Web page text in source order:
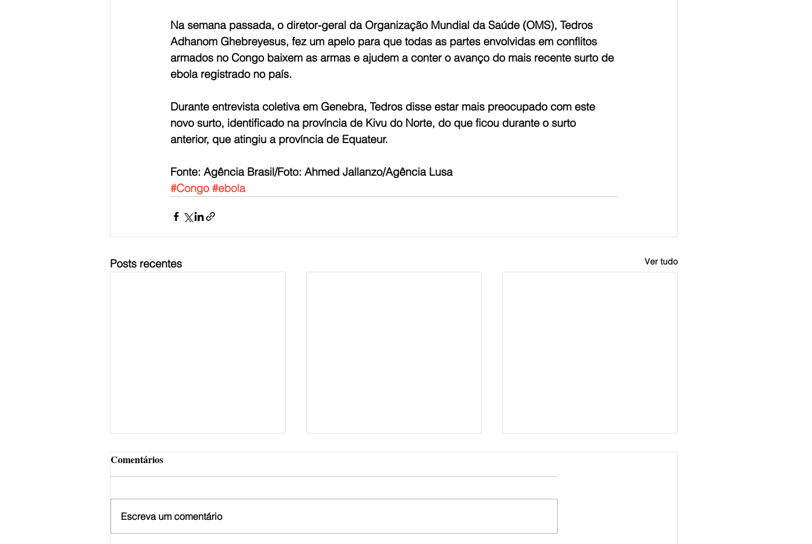
Na semana passada, o diretor-geral da Organização Mundial da Saúde (OMS), Tedros
Adhanom Ghebreyesus, fez um apelo para que todas as partes envolvidas em conflitos
armados no Congo baixem as armas e ajudem a conter o avanço do mais recente surto de
ebola registrado no país.
Durante entrevista coletiva em Genebra, Tedros disse estar mais preocupado com este
novo surto, identificado na província de Kivu do Norte, do que ficou durante o surto
anterior, que atingiu a província de Equateur.
Fonte: Agência Brasil/Foto: Ahmed Jallanzo/Agência Lusa
#Congo #ebola
Posts recentes Ver tudo
Comentários
Escreva um comentário